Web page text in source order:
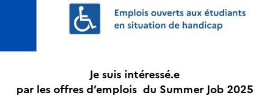
Je suis intéressé.e
par les offres d’emplois du Summer Job 2025